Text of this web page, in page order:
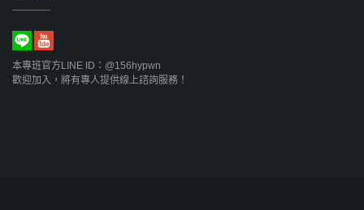
本專班官方LINE ID：@156hypwn
歡迎加入，將有專人提供線上諮詢服務！